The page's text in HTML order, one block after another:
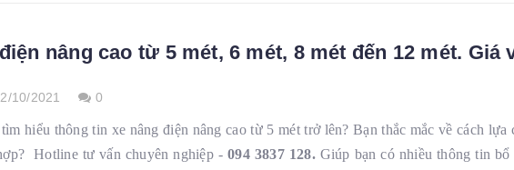
nâng cao từ 5 mét, 6 mét, 8 mét đến 12 mét. Giá
10/2021 0
hiểu thông tin xe nâng điện nâng cao từ 5 mét trở lên? Bạn thắc mắc về cách lựa
Hotline tư vấn chuyên nghiệp -094 3837 128.Giúp bạn có nhiều thông tin bổ